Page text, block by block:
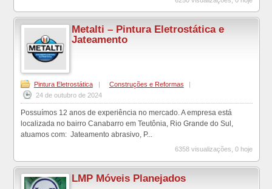
Metalti – Pintura Eletrostática e
Jateamento
Pintura Eletrostática Construções e Reformas
24 de outubro de 2024
Possuímos 12 anos de experiência no mercado. A empresa está
localizada no bairro Canabarro em Teutônia, Rio Grande do Sul,
atuamos com: Jateamento abrasivo, P...
6358 visualizações, 0 hoje
LMP Móveis Planejados